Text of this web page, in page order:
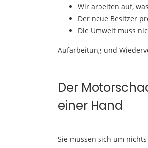
Wir arbeiten auf,
Der neue Besitzer
Die Umwelt muss
Aufarbeitung und
Der
einer Hand
Sie müssen sich um